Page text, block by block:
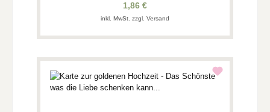
1,86 €
inkl. MwSt. zzgl. Versand